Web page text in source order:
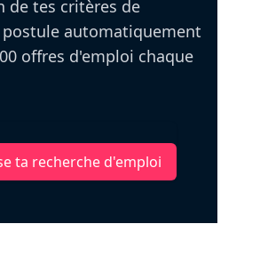
de tes critères de
postule automatiquement
offres d'emploi chaque
ta recherche d'emploi